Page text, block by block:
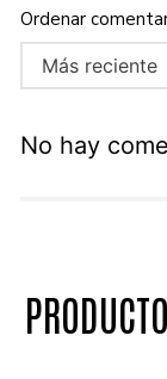
Más reciente
No hay